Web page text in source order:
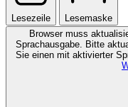
Lesezeile
Lesemaske
Browser muss
Sprachausgabe. Bitte
Sie einen mit aktivierter